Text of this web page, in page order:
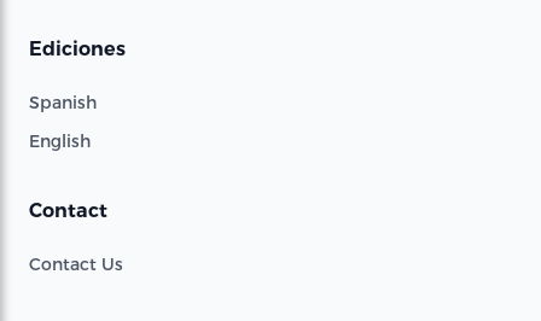
Ediciones
Spanish
English
Contact
Contact Us